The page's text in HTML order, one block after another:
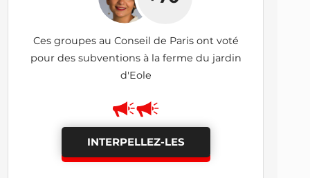
Ces groupes au Conseil de Paris ont voté
pour des subventions à la ferme du jardin
d'Eole
INTERPELLEZ-LES